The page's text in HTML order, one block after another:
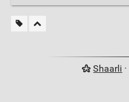
Shaarli ·